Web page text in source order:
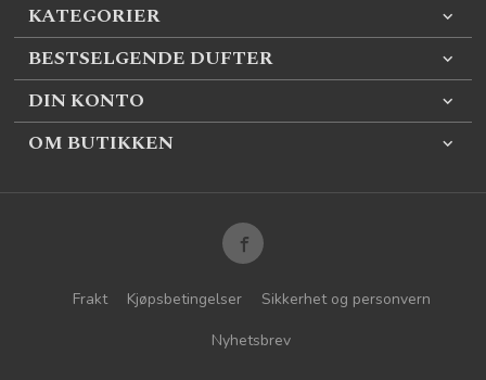
KATEGORIER
BESTSELGENDE DUFTER
DIN KONTO
OM BUTIKKEN
Frakt Kjøpsbetingelser
Sikkerhet og personvern
Nyhetsbrev